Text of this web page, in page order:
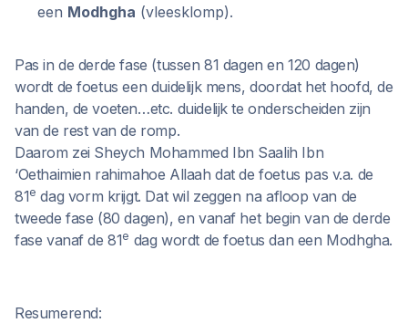
een Modhgha (vleesklomp).
Pas in de derde fase (tussen 81 dagen en 120 dagen)
wordt de foetus een duidelijk mens, doordat het hoofd, de
handen, de voeten…etc. duidelijk te onderscheiden zijn
van de rest van de romp.
Daarom zei Sheych Mohammed Ibn Saalih Ibn
‘Oethaimien rahimahoe Allaah dat de foetus pas v.a. de
81e dag vorm krijgt. Dat wil zeggen na afloop van de
tweede fase (80 dagen), en vanaf het begin van de derde
fase vanaf de 81e dag wordt de foetus dan een Modhgha.
Resumerend: